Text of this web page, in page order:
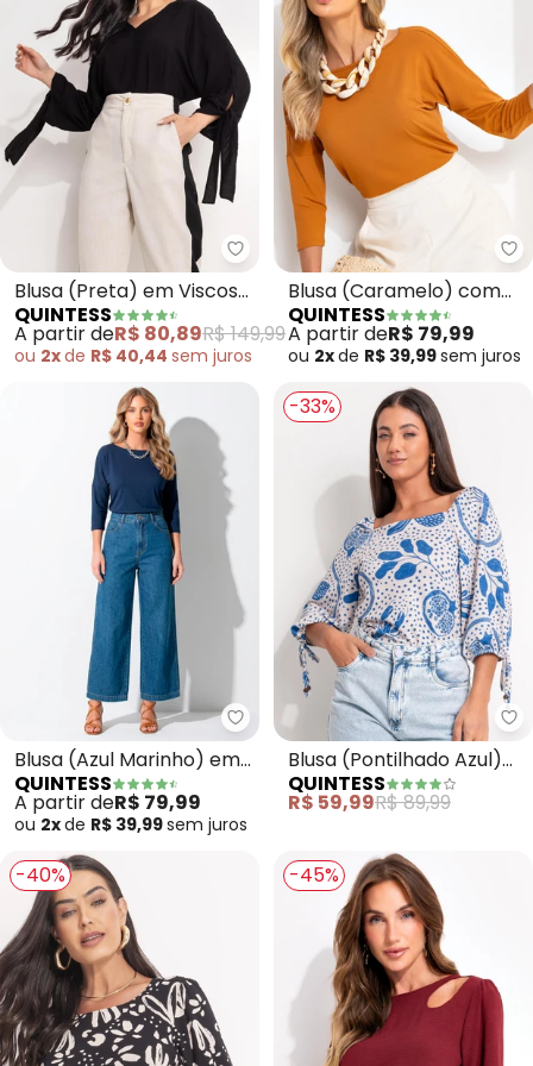
Quintess - Blusa (Preta) em
Blusa (Preta) em Viscose
Plana
QUINTESS
A partir deR$ 80,89R$ 149,99
ou 2xde R$ 40,44 sem juros
Blusa (Caramelo) com
Mangas 3/4
QUINTESS
A partir deR$ 79,99
ou 2xde R$ 39,99sem juros
Quintess - Blusa (Azul
Blusa (Azul Marinho) em
Malha de Viscose
QUINTESS
A partir deR$ 79,99
ou 2xde R$ 39,99sem juros
-33%
Blusa (Pontilhado Azul)
em Malha Texturizada
QUINTESS
R$ 59,99R$ 89,99
-40% -45%